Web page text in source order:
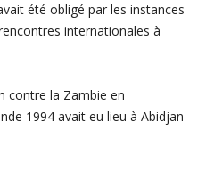
été obligé par les instances
internationales à
contre la Zambie en
1994 avait eu lieu à Abidjan